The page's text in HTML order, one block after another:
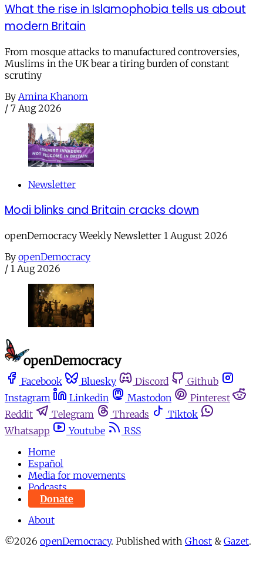
What the rise in Islamophobia tells us about
modern Britain
From mosque attacks to manufactured controversies,
Muslims in the UK bear a tiring burden of constant
scrutiny
By Amina Khanom
/ 7 Aug 2026
Newsletter
Modi blinks and Britain cracks down
openDemocracy Weekly Newsletter 1 August 2026
By openDemocracy
/ 1 Aug 2026
Facebook Bluesky Discord
Github
Instagram
Linkedin Mastodon
Pinterest
Reddit
Telegram Threads
Tiktok
Whatsapp
Youtube
RSS
Home
Español
Media for movements
Podcasts
Donate
About
©2026 openDemocracy. Published with Ghost & Gazet.